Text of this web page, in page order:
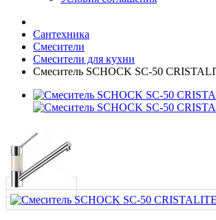
Сантехника
Смесители
Смесители для кухни
Смеситель SCHOCK SC-50